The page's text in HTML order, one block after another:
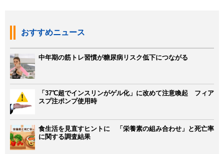
おすすめニュース
中年期の筋トレ習慣が糖尿病リスク低下につながる
「37℃超でインスリンがゲル化」に改めて注意喚起 フィア
スプ注ポンプ使用時
食生活を見直すヒントに 「栄養素の組み合わせ」と死亡率
に関する調査結果